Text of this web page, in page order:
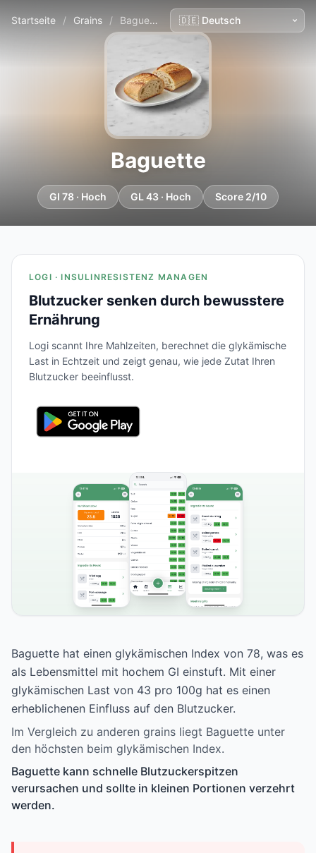
Startseite / Grains / Baguette
Baguette
GI 78 · Hoch GL 43 · Hoch Score 2/10
LOGI · INSULINRESISTENZ MANAGEN
Blutzucker senken durch bewusstere
Ernährung
Logi scannt Ihre Mahlzeiten, berechnet die glykämische
Last in Echtzeit und zeigt genau, wie jede Zutat Ihren
Blutzucker beeinflusst.
Baguette hat einen glykämischen Index von 78, was es
als Lebensmittel mit hochem GI einstuft. Mit einer
glykämischen Last von 43 pro 100g hat es einen
erheblichenen Einfluss auf den Blutzucker.
Im Vergleich zu anderen grains liegt Baguette unter
den höchsten beim glykämischen Index.
Baguette kann schnelle Blutzuckerspitzen
verursachen und sollte in kleinen Portionen verzehrt
werden.